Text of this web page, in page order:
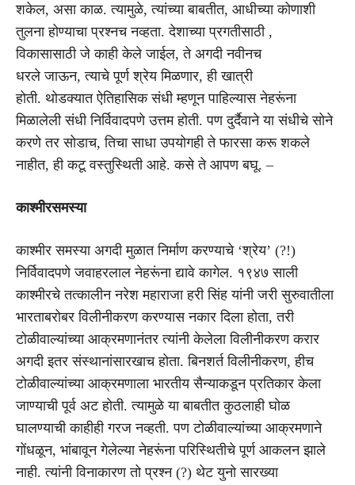
शकेल, असा काळ. त्यामुळे, त्यांच्या बाबतीत, आधीच्या कोणाशी
तुलना होण्याचा प्रश्नच नव्हता. देशाच्या प्रगतीसाठी ,
विकासासाठी जे काही केले जाईल, ते अगदी नवीनच
धरले जाऊन, त्याचे पूर्ण श्रेय मिळणार, ही खात्री
होती. थोडक्यात ऐतिहासिक संधी म्हणून पाहिल्यास नेहरूंना
मिळालेली संधी निर्विवादपणे उत्तम होती. पण दुर्दैवाने या संधीचे सोने
करणे तर सोडाच, तिचा साधा उपयोगही ते फारसा करू शकले
नाहीत, ही कटू वस्तुस्थिती आहे. कसे ते आपण बघू. –
काश्मीरसमस्या
काश्मीर समस्या अगदी मुळात निर्माण करण्याचे ‘श्रेय’ (?!)
निर्विवादपणे जवाहरलाल नेहरूंना द्यावे कागेल. १९४७ साली
काश्मीरचे तत्कालीन नरेश महाराजा हरी सिंह यांनी जरी सुरुवातीला
भारताबरोबर विलीनीकरण करण्यास नकार दिला होता, तरी
टोळीवाल्यांच्या आक्रमणानंतर त्यांनी केलेला विलीनीकरण करार
अगदी इतर संस्थानांसारखाच होता. बिनशर्त विलीनीकरण, हीच
टोळीवाल्यांच्या आक्रमणाला भारतीय सैन्याकडून प्रतिकार केला
जाण्याची पूर्व अट होती. त्यामुळे या बाबतीत कुठलाही घोळ
घालण्याची काहीही गरज नव्हती. पण टोळीवाल्यांच्या आक्रमणाने
गोंधळून, भांबावून गेलेल्या नेहरूंना परिस्थितीचे पूर्ण आकलन झाले
नाही. त्यांनी विनाकारण तो प्रश्न (?) थेट युनो सारख्या